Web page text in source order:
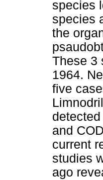
species
species
the
These 3
1964.
five
and
current
studies
ago